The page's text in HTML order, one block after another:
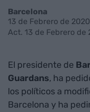
Barcelona
13 de Febrero de
Act. 13 de Febrero de
El presidente de
Guardans, ha
los políticos a
Barcelona y ha